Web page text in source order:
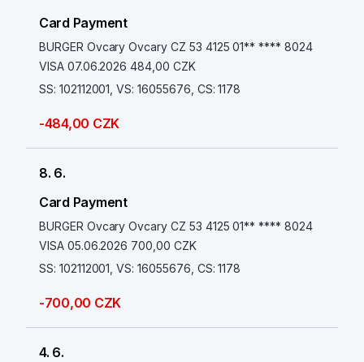
Card Payment
BURGER Ovcary Ovcary CZ 53 4125 01** **** 8024
VISA 07.06.2026 484,00 CZK
SS: 102112001, VS: 16055676, CS: 1178
-484,00 CZK
8. 6.
Card Payment
BURGER Ovcary Ovcary CZ 53 4125 01** **** 8024
VISA 05.06.2026 700,00 CZK
SS: 102112001, VS: 16055676, CS: 1178
-700,00 CZK
4. 6.